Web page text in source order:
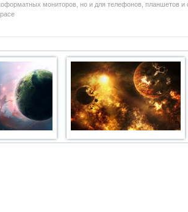
мониторов, но и для телефонов, планшетов и